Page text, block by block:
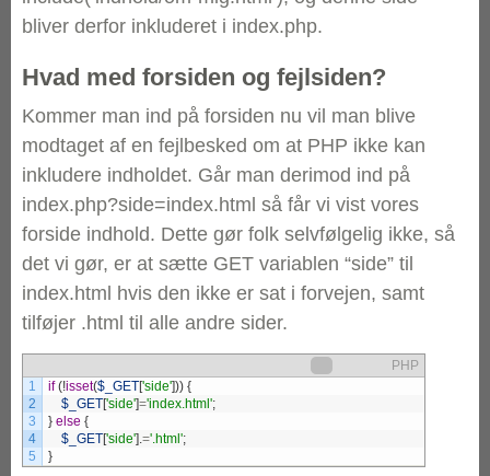
bliver derfor inkluderet i index.php.
Hvad med forsiden og fejlsiden?
Kommer man ind på forsiden nu vil man blive
modtaget af en fejlbesked om at PHP ikke kan
inkludere indholdet. Går man derimod ind på
index.php?side=index.html så får vi vist vores
forside indhold. Dette gør folk selvfølgelig ikke, så
det vi gør, er at sætte GET variablen “side” til
index.html hvis den ikke er sat i forvejen, samt
tilføjer .html til alle andre sider.
PHP
1
2
3
4
5
if (!isset($_GET['side'])) {
$_GET['side']='index.html';
} else {
$_GET['side'].='.html';
}